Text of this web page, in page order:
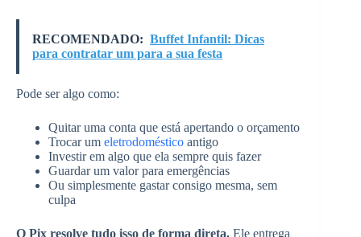
RECOMENDADO: Buffet Infantil: Dicas
para contratar um para a sua festa
Pode ser algo como:
Quitar uma conta que está apertando o orçamento
Trocar um eletrodoméstico antigo
Investir em algo que ela sempre quis fazer
Guardar um valor para emergências
Ou simplesmente gastar consigo mesma, sem
culpa
O Pix resolve tudo isso de forma direta. Ele entrega